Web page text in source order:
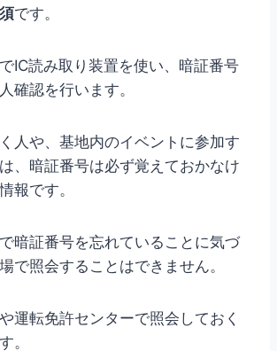
です。
IC読み取り装置を使い、暗証番号
確認を行います。
人や、基地内のイベントに参加す
、暗証番号は必ず覚えておかなけ
報です。
暗証番号を忘れていることに気づ
で照会することはできません。
運転免許センターで照会しておく
。